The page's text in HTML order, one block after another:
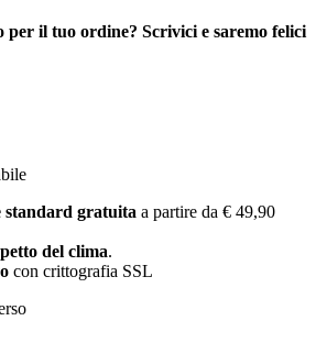
per il tuo ordine? Scrivici e saremo felici
standard gratuita a partire da € 49,90
del clima.
con crittografia SSL